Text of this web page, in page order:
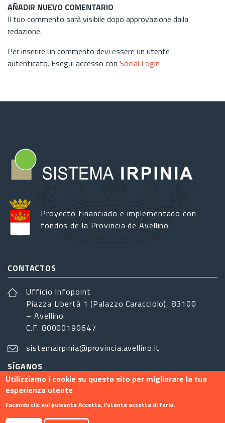
AÑADIR NUEVO COMENTARIO
Il tuo commento sarà visibile dopo approvazione dalla
redazione.
Per inserire un commento devi essere un utente
autenticato. Esegui accesso con Social Login
Proyecto financiado e implementado con
fondos de la Provincia de Avellino
CONTACTOS
Ufficio Infopoint
Piazza Libertá 1 (Palazzo Caracciolo), 83100
– Avellino
C.F. 80000190647
sistemairpinia@provincia.avellino.it
SÍGANOS
Utilizziamo i cookie su questo sito per migliorare la tua
esperienza utente
Facendo clic sul pulsante Accetta, l'utente accetta di farlo.